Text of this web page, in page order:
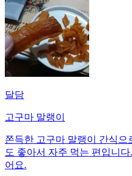
달담
고구마 말랭이
쫀득한 고구마 말랭이 간식으
도 좋아서 자주 먹는 편입니
어요.